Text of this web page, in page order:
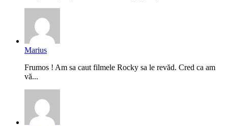
Marius
Frumos ! Am sa caut filmele Rocky sa le revăd. Cred ca am
vă...